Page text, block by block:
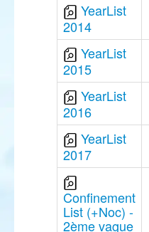
YearList
2014
YearList
2015
YearList
2016
YearList
2017
Confinement
List (+Noc) -
2ème vague